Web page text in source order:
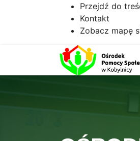
Przejdź do
Kontakt
Zobacz mapę